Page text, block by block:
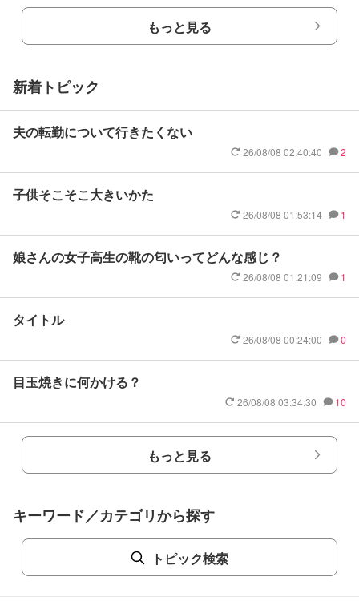
もっと見る
新着トピック
夫の転勤について行きたくない
26/08/08 02:40:40 2
子供そこそこ大きいかた
26/08/08 01:53:14 1
娘さんの女子高生の靴の匂いってどんな感じ？
26/08/08 01:21:09 1
タイトル
26/08/08 00:24:00 0
目玉焼きに何かける？
26/08/08 03:34:30 10
もっと見る
キーワード／カテゴリから探す
トピック検索